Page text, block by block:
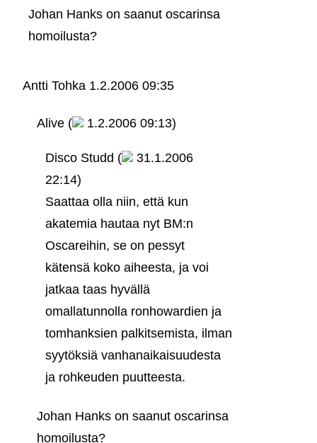
Johan Hanks on saanut oscarinsa
homoilusta?
Antti Tohka 1.2.2006 09:35
Alive ( 1.2.2006 09:13)
Disco Studd (
31.1.2006
22:14)
Saattaa olla niin, että kun
akatemia hautaa nyt BM:n
Oscareihin, se on pessyt
kätensä koko aiheesta, ja voi
jatkaa taas hyvällä
omallatunnolla ronhowardien ja
tomhanksien palkitsemista, ilman
syytöksiä vanhanaikaisuudesta
ja rohkeuden puutteesta.
Johan Hanks on saanut oscarinsa
homoilusta?